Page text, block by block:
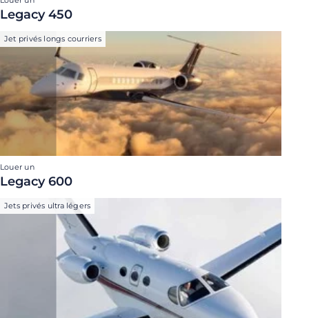
Legacy 450
Jet privés longs courriers
Louer un
Legacy 600
Jets privés ultra légers